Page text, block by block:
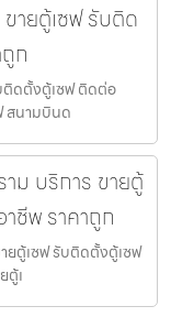
ายตู้เซฟ รับติด
ก
ติดตั้งตู้เซฟ ติดต่อ
สนามบินด
ม บริการ ขายตู้
ชีพ ราคาถูก
ยตู้เซฟ รับติดตั้งตู้เซฟ
ตู้เ